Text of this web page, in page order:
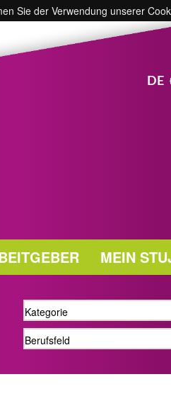
Sie der Verwendung unserer
DE
MEIN